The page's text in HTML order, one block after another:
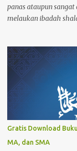
panas ataupun
melaukan ibadah
diusap saja. Adapun
adalah sebagai
Muzah yang boleh
meakukaan wudhu
meresap apabila
menutupi sampai
harus melepasnya
menutupi bagian
karena mata kaki
Gratis Download
MA, dan SMA